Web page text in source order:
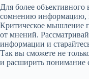
Для более объективного
сомнению
Критическое мышление
от мнений.
информации и
Так вы сможете не
и расширить понимание